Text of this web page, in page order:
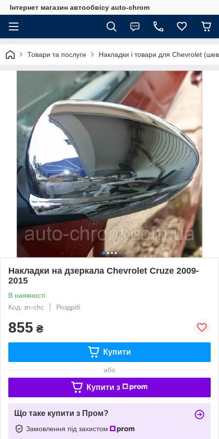
Інтернет магазин автообвісу auto-chrom
Товари та послуги Накладки і товари для Chevrolet
Накладки на дзеркала Chevrolet Cruze 2009-
2015
В наявності
Код: зп-chc
Роздріб
855 ₴
Купити
або
Купити з
Що таке купити з Пром?
Замовлення під захистом